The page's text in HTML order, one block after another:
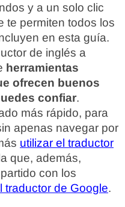
y a un solo clic
te permiten todos los
en esta guía.
de inglés a
herramientas
ofrecen buenos
confiar.
más rápido, para
apenas navegar por
utilizar el traductor
que, además,
con los
traductor de Google.